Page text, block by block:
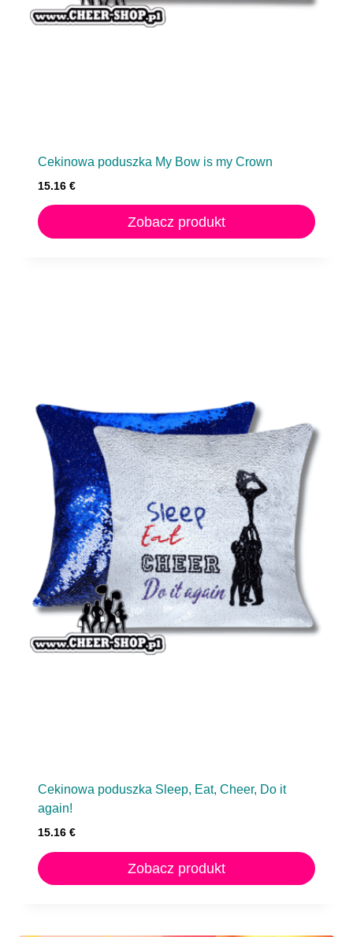
Cekinowa poduszka My Bow is my Crown
15.16 €
Zobacz produkt
Cekinowa poduszka Sleep, Eat, Cheer, Do it
again!
15.16 €
Zobacz produkt